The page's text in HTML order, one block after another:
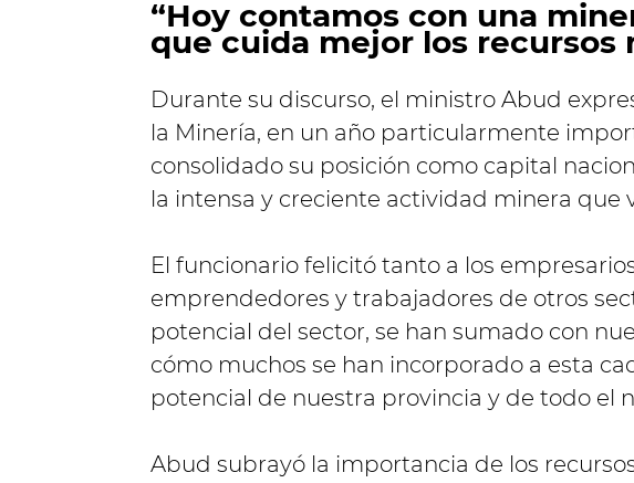
“Hoy contamos con una
que cuida mejor los recursos
Durante su discurso, el ministro Abud
la Minería, en un año particularmente
consolidado su posición como capital
la intensa y creciente actividad minera que
El funcionario felicitó tanto a los
emprendedores y trabajadores de otros
potencial del sector, se han sumado con
cómo muchos se han incorporado a esta
potencial de nuestra provincia y de todo el
Abud subrayó la importancia de los